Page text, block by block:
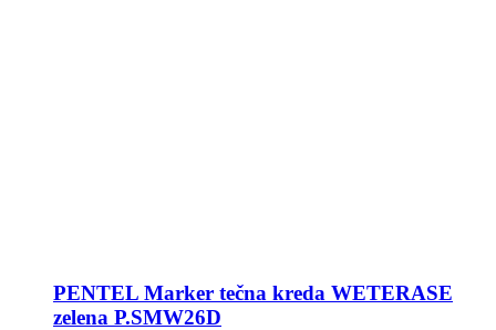
PENTEL Marker tečna kreda WETERASE
zelena P.SMW26D